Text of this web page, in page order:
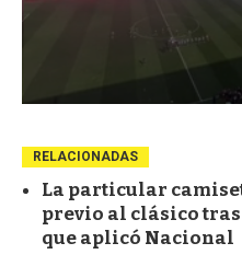
RELACIONADAS
La particular
previo al clásico
que aplicó Nacional